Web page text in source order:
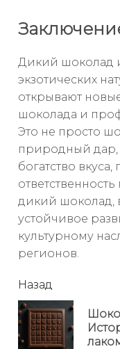
Дикий шоколад
экзотических
открывают
шоколада и
Это не просто
природный дар,
богатство
дикий шоколад,
устойчивое
культурному
регионов.
читать
еще
Назад